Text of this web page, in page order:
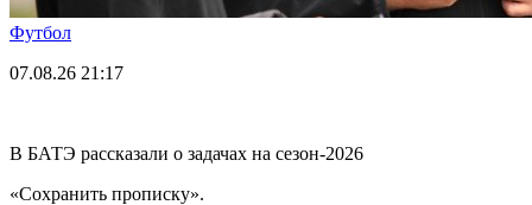
Футбол
07.08.26 21:17
В БАТЭ рассказали о задачах на сезон-2026
«Сохранить прописку».